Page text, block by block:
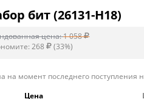
бит (26131-H18)
цена:1 058
268 (33%)
на момент последнего поступления
Цена